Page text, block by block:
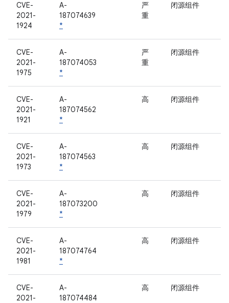
CVE-
2021-
1924
A-
187074639
*
严
重
闭源组件
CVE-
2021-
1975
A-
187074053
*
严
重
闭源组件
CVE-
2021-
1921
A-
187074562
*
高 闭源组件
CVE-
2021-
1973
A-
187074563
*
高 闭源组件
CVE-
2021-
1979
A-
187073200
*
高 闭源组件
CVE-
2021-
1981
A-
187074764
*
高 闭源组件
CVE-
2021-
A-
187074484
高 闭源组件